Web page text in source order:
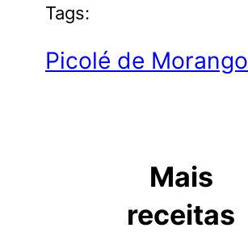
Tags:
Picolé de Morango
Mais
receitas